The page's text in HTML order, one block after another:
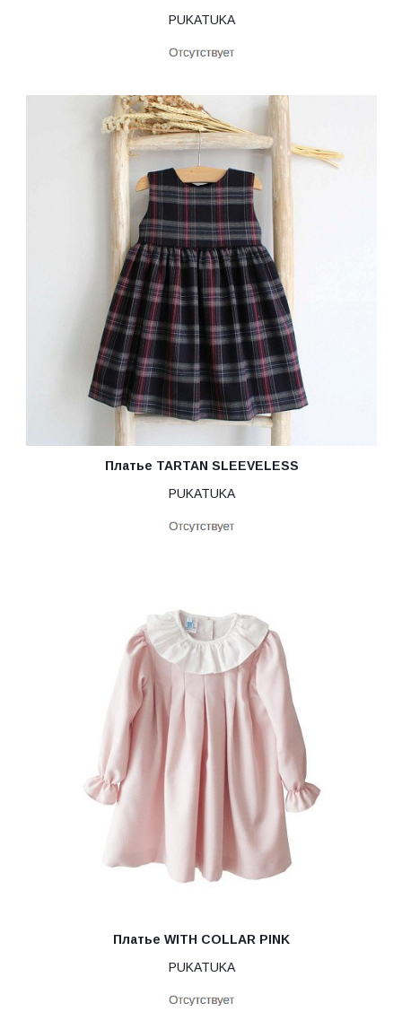
PUKATUKA
Платье TARTAN SLEEVELESS
PUKATUKA
Платье WITH COLLAR PINK
PUKATUKA